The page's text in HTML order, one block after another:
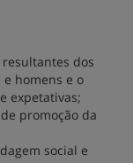
dos
homens e o
expetativas;
promoção da
social e